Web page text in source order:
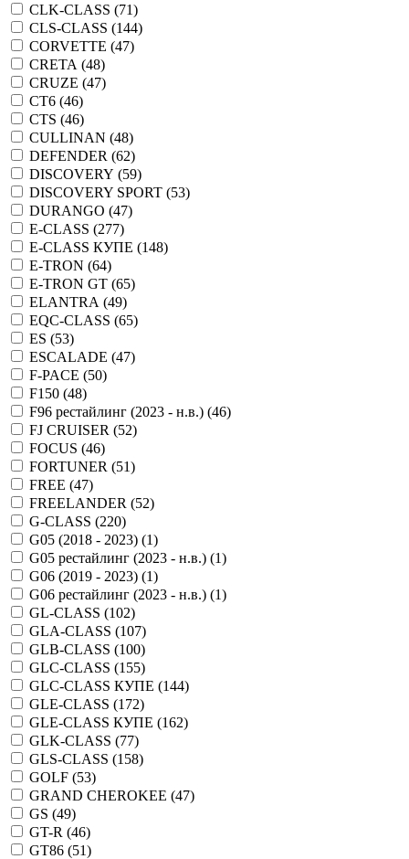
CLK-CLASS (71)
CLS-CLASS (144)
CORVETTE (47)
CRETA (48)
CRUZE (47)
CT6 (46)
CTS (46)
CULLINAN (48)
DEFENDER (62)
DISCOVERY (59)
DISCOVERY SPORT (53)
DURANGO (47)
E-CLASS (277)
E-CLASS КУПЕ (148)
E-TRON (64)
E-TRON GT (65)
ELANTRA (49)
EQC-CLASS (65)
ES (53)
ESCALADE (47)
F-PACE (50)
F150 (48)
F96 рестайлинг (2023 - н.в.) (46)
FJ CRUISER (52)
FOCUS (46)
FORTUNER (51)
FREE (47)
FREELANDER (52)
G-CLASS (220)
G05 (2018 - 2023) (1)
G05 рестайлинг (2023 - н.в.) (1)
G06 (2019 - 2023) (1)
G06 рестайлинг (2023 - н.в.) (1)
GL-CLASS (102)
GLA-CLASS (107)
GLB-CLASS (100)
GLC-CLASS (155)
GLC-CLASS КУПЕ (144)
GLE-CLASS (172)
GLE-CLASS КУПЕ (162)
GLK-CLASS (77)
GLS-CLASS (158)
GOLF (53)
GRAND CHEROKEE (47)
GS (49)
GT-R (46)
GT86 (51)